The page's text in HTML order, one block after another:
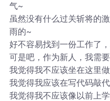
气~
虽然没有什么过关斩将的
雨的~
好不容易找到一份工作了
可是吧，作为新人，我需
我觉得我不应该坐在这里
我觉得我应该在写代码敲
我觉得我不应该像以前上